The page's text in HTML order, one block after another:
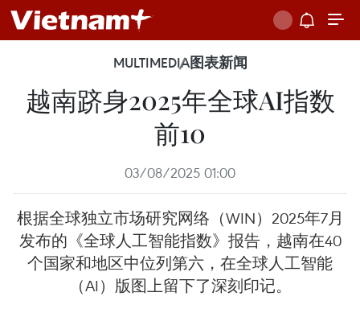
MULTIMEDIA图表新闻
越南跻身2025年全球AI指数
前10
03/08/2025 01:00
根据全球独立市场研究网络（WIN）2025年7月
发布的《全球人工智能指数》报告，越南在40
个国家和地区中位列第六，在全球人工智能
（AI）版图上留下了深刻印记。